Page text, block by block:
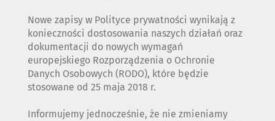
Nowe zapisy w Polityce prywatności wynikają z
konieczności dostosowania naszych działań oraz
dokumentacji do nowych wymagań
europejskiego Rozporządzenia o Ochronie
Danych Osobowych (RODO), które będzie
stosowane od 25 maja 2018 r.
Informujemy jednocześnie, że nie zmieniamy